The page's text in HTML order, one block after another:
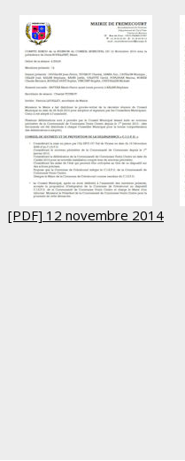
[PDF] 12 novembre 2014